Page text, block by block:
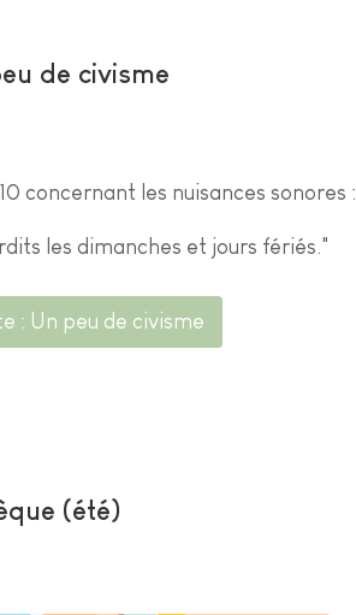
de civisme
concernant les nuisances sonores :
les dimanches et jours fériés."
: Un peu de civisme
(été)